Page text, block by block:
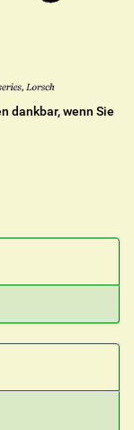
dankbar, wenn Sie